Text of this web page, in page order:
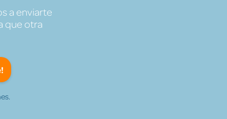
a enviarte
que otra